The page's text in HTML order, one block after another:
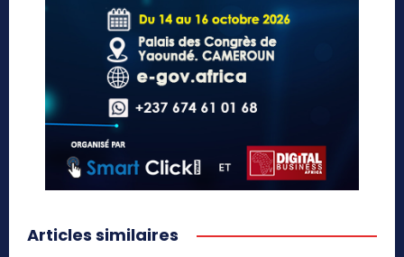
Articles similaires